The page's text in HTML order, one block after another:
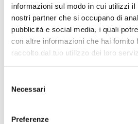
informazioni sul modo in cui utilizzi il
nostri partner che si occupano di
pubblicità e social media, i quali
con altre informazioni che hai fornito
raccolto dal tuo utilizzo dei loro
delNecessari
Preferenze
Settori
Biologico e diagnostico Chimico
Farmaceutico
Applicazioni
Campionamento sterile